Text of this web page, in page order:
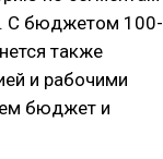
С бюджетом 100-
также
и рабочими
бюджет и